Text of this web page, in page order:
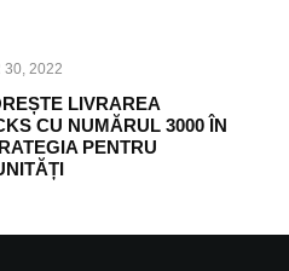
30, 2022
LIVRAREA
CU NUMĂRUL 3000 ÎN
PENTRU